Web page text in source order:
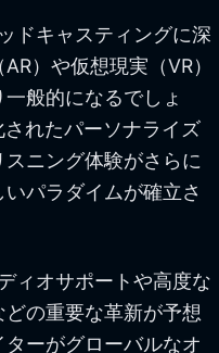
ドキャスティングに深
）や仮想現実（VR）
般的になるでしょ
れたパーソナライズ
ニング体験がさらに
パラダイムが確立さ
ィオサポートや高度な
の重要な革新が予想
ーがグローバルなオ